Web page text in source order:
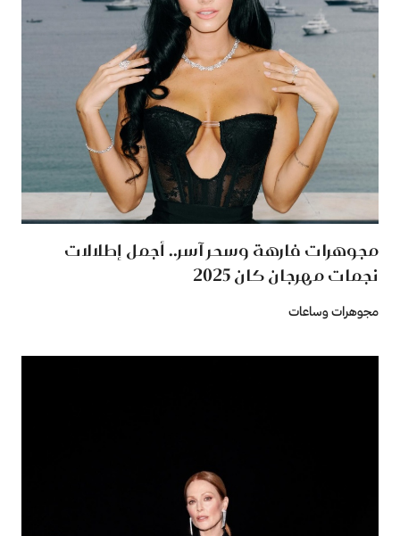
مجوهرات فارهة وسحر آسر.. أجمل إطلالات
نجمات مهرجان كان 2025
مجوهرات وساعات